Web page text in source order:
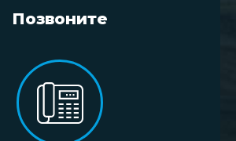
Позвоните